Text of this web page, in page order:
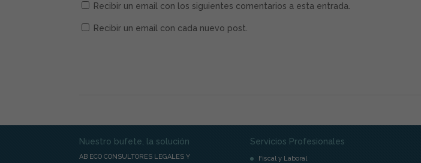
Recibir un email con los siguientes comentarios a esta entrada.
Recibir un email con cada nuevo post.
Nuestro bufete, la solución
AB ECO CONSULTORES LEGALES Y
Servicios Profesionales
Fiscal y Laboral